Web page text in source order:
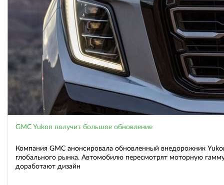
GMC Yukon получит большое обновление
Компания GMC анонсировала обновленный внедорожник
глобального рынка. Автомобилю пересмотрят моторную
доработают дизайн